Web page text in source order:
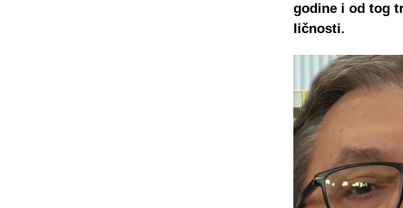
godine i od tog
ličnosti.